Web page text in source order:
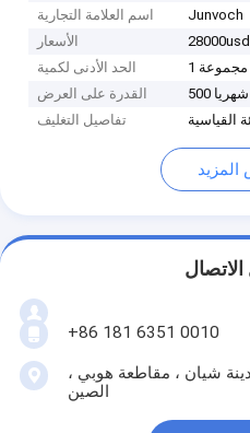
اسم العلامة التجارية
Junvoch
الأسعار
الحد الأدنى لكمية
1 مجموعة
القدرة على العرض
شهريا
تفاصيل التغليف
القياسية
+86 181 6351 0010
مدينة شيان ، مقاطعة هوبي ،
الصين